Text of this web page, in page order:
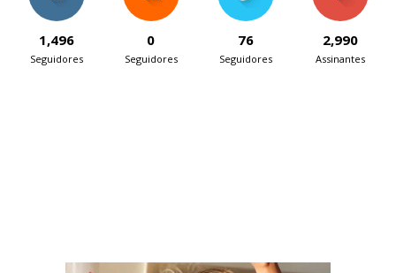
1,496
Seguidores
0
Seguidores
76
Seguidores
2,990
Assinantes